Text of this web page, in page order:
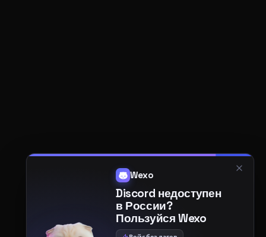
Wexo
Discord недоступен
в России?
Пользуйся Wexo